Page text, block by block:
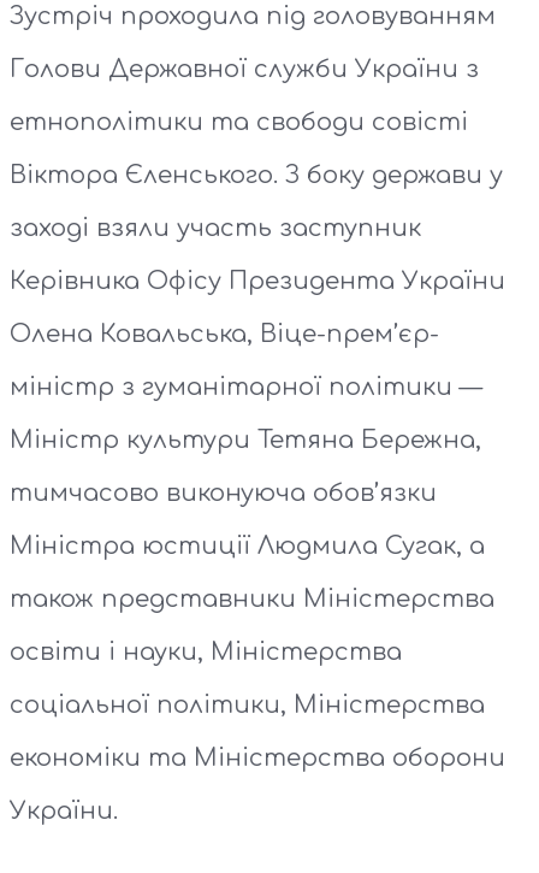
Зустріч проходила під головуванням
Голови Державної служби України з
етнополітики та свободи совісті
Віктора Єленського. З боку держави у
заході взяли участь заступник
Керівника Офісу Президента України
Олена Ковальська, Віце-прем’єр-
міністр з гуманітарної політики —
Міністр культури Тетяна Бережна,
тимчасово виконуюча обов’язки
Міністра юстиції Людмила Сугак, а
також представники Міністерства
освіти і науки, Міністерства
соціальної політики, Міністерства
економіки та Міністерства оборони
України.